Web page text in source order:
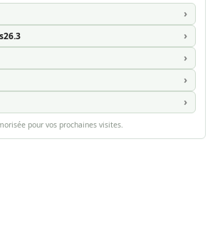
26.3
pour vos prochaines visites.